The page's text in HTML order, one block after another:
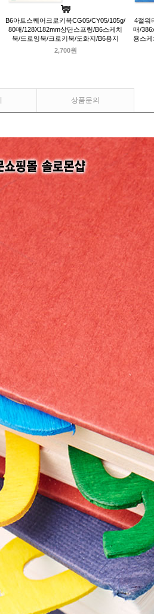
B6아트스퀘어크로키북CG05/CY05/105g/
80매/128X182mm상단스프링/B6스케치
북/드로잉북/크로키북/도화지/B6용지
2,700원
4절워
매/
용스
상품문의